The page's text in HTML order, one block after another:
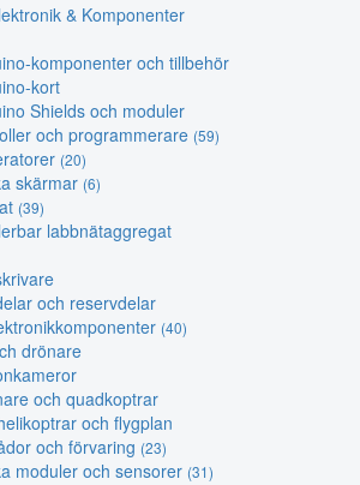
& Komponenter
komponenter och tillbehör
kort
Shields och moduler
och programmerare (59)
(20)
skärmar (6)
(39)
labbnätaggregat
och reservdelar
(40)
drönare
och quadkoptrar
och flygplan
och förvaring (23)
moduler och sensorer (31)